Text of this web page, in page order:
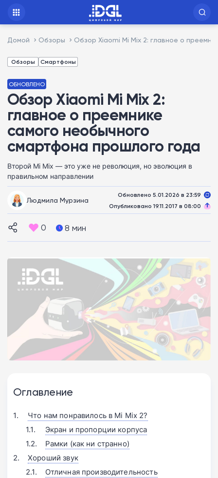
Домой Обзоры Обзор Xiaomi Mi Mix 2: главное о
Обзоры Смартфоны
ОБНОВЛЕНО
Обзор Xiaomi Mi Mix 2:
главное о преемнике
самого необычного
смартфона прошлого года
Второй Mi Mix — это уже не революция, но эволюция в
правильном направлении
Людмила Мурзина
Обновлено 5.01.2026 в 23:59
Опубликовано 19.11.2017 в 08:00
0 8 мин
Оглавление
Что нам понравилось в Mi Mix 2?
Экран и пропорции корпуса
Рамки (как ни странно)
Хороший звук
Отличная производительность